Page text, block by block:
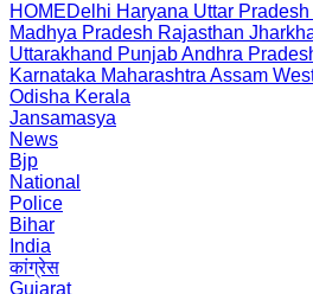
HOMEDelhi Haryana Uttar Pradesh
Madhya Pradesh Rajasthan
Uttarakhand PunjabAndhra
Karnataka Maharashtra Assam
Odisha Kerala
Jansamasya
News
Bjp
National
Police
Bihar
India
कांग्रेस
Gujarat